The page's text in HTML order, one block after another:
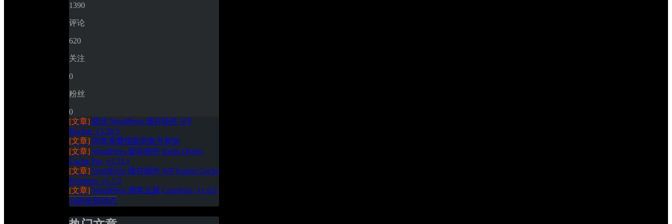
1390
评论
620
关注
0
粉丝
0
[文章] 最佳 WordPress 缓存插件 WP
Rocket_v3.20.3
[文章] 闲鱼免费领取闲鱼号装扮
[文章] WordPress 缓存插件 Redis Object
Cache Pro_v1.23.1
[文章] WordPress 缓存插件 WP Fastest Cache
Premium_v1.7.2
[文章] WordPress 博客主题 CoreNext_v1.6.6
Ta的全部动态